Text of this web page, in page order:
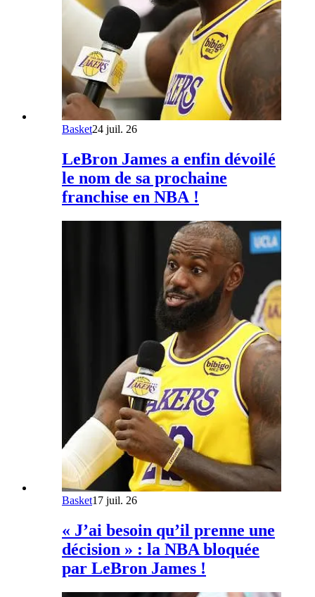
Basket24 juil. 26
LeBron James a enfin dévoilé
le nom de sa prochaine
franchise en NBA !
Basket17 juil. 26
« J’ai besoin qu’il prenne une
décision » : la NBA bloquée
par LeBron James !